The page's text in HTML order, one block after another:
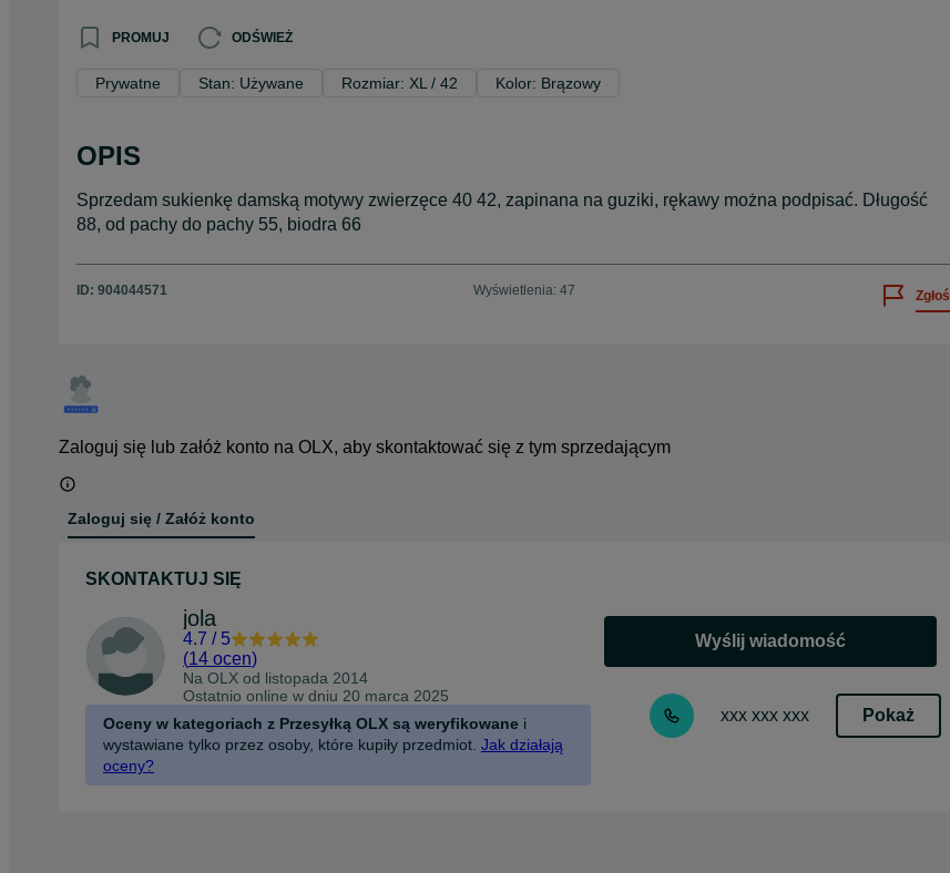
PROMUJ ODŚWIEŻ
Prywatne Stan: Używane Rozmiar: XL / 42 Kolor: Brązowy
OPIS
Sprzedam sukienkę damską motywy zwierzęce 40 42, zapinana na guziki, rękawy można podpisać. Długość
88, od pachy do pachy 55, biodra 66
ID: 904044571 Wyświetlenia: 47 Zgłoś
Zaloguj się lub załóż konto na OLX, aby skontaktować się z tym sprzedającym
Zaloguj się / Załóż konto
SKONTAKTUJ SIĘ
jola
4.7 / 5
(14 ocen)
Na OLX od listopada 2014
Ostatnio online w dniu 20 marca 2025
Oceny w kategoriach z Przesyłką OLX są weryfikowane i
wystawiane tylko przez osoby, które kupiły przedmiot. Jak działają
oceny?
Wyślij wiadomość
xxx xxx xxx Pokaż